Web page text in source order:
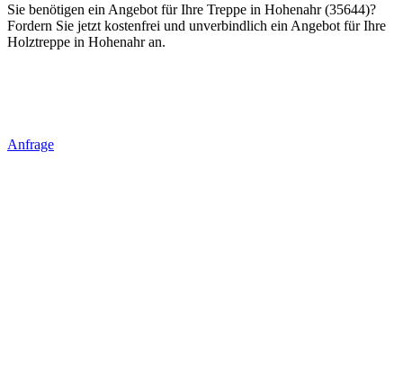
Sie benötigen ein Angebot für Ihre Treppe in Hohenahr (35644)?
Fordern Sie jetzt kostenfrei und unverbindlich ein Angebot für Ihre
Holztreppe in Hohenahr an.
Anfrage